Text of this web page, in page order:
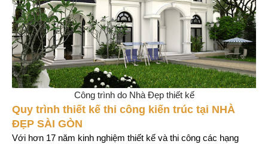
Công trình do Nhà Đẹp thiết kế
Quy trình thiết kế thi công kiến trúc tại NHÀ
ĐẸP SÀI GÒN
Với hơn 17 năm kinh nghiệm thiết kế và thi công các hạng